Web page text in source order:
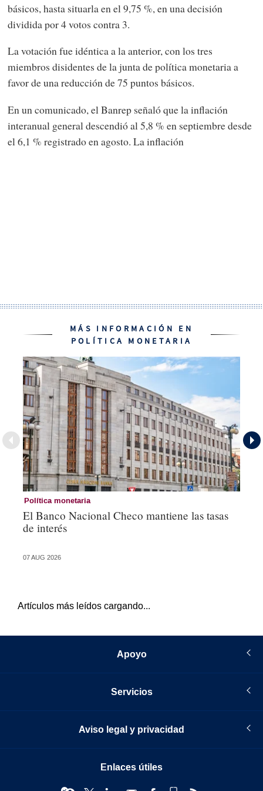
básicos, hasta situarla en el 9,75 %, en una decisión
dividida por 4 votos contra 3.
La votación fue idéntica a la anterior, con los tres
miembros disidentes de la junta de política monetaria a
favor de una reducción de 75 puntos básicos.
En un comunicado, el Banrep señaló que la inflación
interanual general descendió al 5,8 % en septiembre desde
el 6,1 % registrado en agosto. La inflación
MÁS INFORMACIÓN EN
POLÍTICA MONETARIA
Política monetaria
El Banco Nacional Checo mantiene las tasas
de interés
07 AUG 2026
Artículos más leídos cargando...
Apoyo
Servicios
Aviso legal y privacidad
Enlaces útiles